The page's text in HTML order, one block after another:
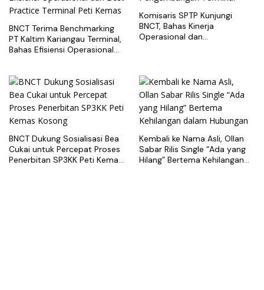
BNCT Terima Benchmarking
PT Kaltim Kariangau Terminal,
Bahas Efisiensi Operasional
Komisaris SPTP Kunjungi
BNCT, Bahas Kinerja
Operasional dan
BNCT Dukung Sosialisasi Bea
Cukai untuk Percepat Proses
Penerbitan SP3KK Peti Kemas
Kembali ke Nama Asli, Ollan
Sabar Rilis Single “Ada yang
Hilang” Bertema Kehilangan